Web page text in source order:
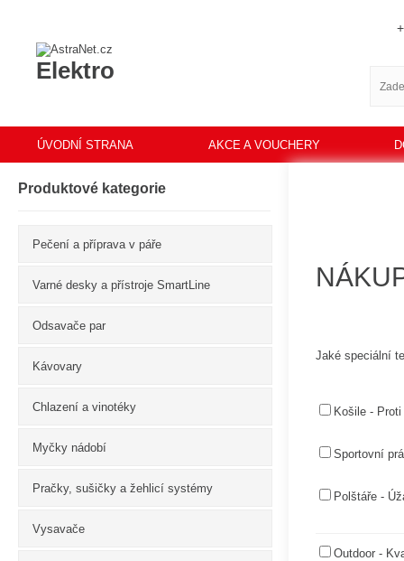
Elektro
ÚVODNÍ STRANA AKCE A VOUCHERY
Produktové kategorie
Pečení a příprava v páře
Varné desky a přístroje SmartLine
Odsavače par
Kávovary
Chlazení a vinotéky
Myčky nádobí
Pračky, sušičky a žehlicí systémy
Vysavače
Jaké speciální
Košile -
Sportovní
Polštáře -
Outdoor -